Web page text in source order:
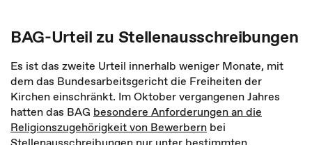
BAG-Urteil zu Stellenausschreibungen
Es ist das zweite Urteil innerhalb weniger Monate, mit
dem das Bundesarbeitsgericht die Freiheiten der
Kirchen einschränkt. Im Oktober vergangenen Jahres
hatten das BAG besondere Anforderungen an die
Religionszugehörigkeit von Bewerbern bei